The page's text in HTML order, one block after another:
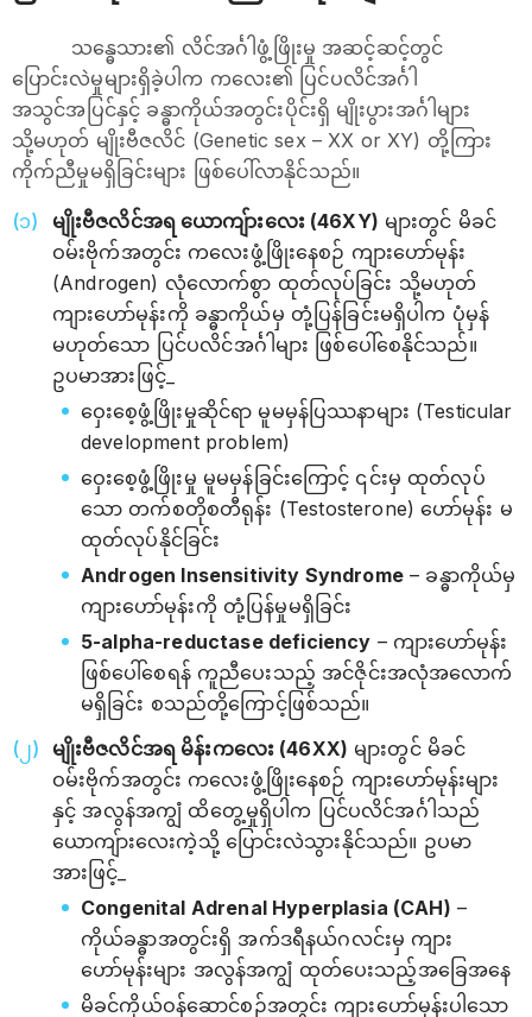
သန္ဓေသား၏ လိင်အင်္ဂါဖွံ့ဖြိုးမှု အဆင့်ဆင့်တွင်
ပြောင်းလဲမှုများရှိခဲ့ပါက ကလေး၏ ပြင်ပလိင်အင်္ဂါ
အသွင်အပြင်နှင့် ခန္ဓာကိုယ်အတွင်းပိုင်းရှိ မျိုးပွားအင်္ဂါများ
သို့မဟုတ် မျိုးဗီဇလိင် (Genetic sex – XX or XY) တို့ကြား
ကိုက်ညီမှုမရှိခြင်းများ ဖြစ်ပေါ်လာနိုင်သည်။
မျိုးဗီဇလိင်အရ ယောကျ်ားလေး (46XY) များတွင် မိခင်
ဝမ်းဗိုက်အတွင်း ကလေးဖွံ့ဖြိုးနေစဉ် ကျားဟော်မုန်း
(Androgen) လုံလောက်စွာ ထုတ်လုပ်ခြင်း သို့မဟုတ်
ကျားဟော်မုန်းကို ခန္ဓာကိုယ်မှ တုံ့ပြန်ခြင်းမရှိပါက ပုံမှန်
မဟုတ်သော ပြင်ပလိင်အင်္ဂါများ ဖြစ်ပေါ်စေနိုင်သည်။
ဥပမာအားဖြင့်_
ဝှေးစေ့ဖွံ့ဖြိုးမှုဆိုင်ရာ မူမမှန်ပြဿနာများ (Testicular
development problem)
ဝှေးစေ့ဖွံ့ဖြိုးမှု မူမမှန်ခြင်းကြောင့် ၎င်းမှ ထုတ်လုပ်
သော တက်စတိုစတီရုန်း (Testosterone) ဟော်မုန်း မ
ထုတ်လုပ်နိုင်ခြင်း
Androgen Insensitivity Syndrome– ခန္ဓာကိုယ်မှ
ကျားဟော်မုန်းကို တုံ့ပြန်မှုမရှိခြင်း
5-alpha-reductase deficiency – ကျားဟော်မုန်း
ဖြစ်ပေါ်စေရန် ကူညီပေးသည့် အင်ဇိုင်းအလုံအလောက်
မရှိခြင်း စသည်တို့ကြောင့်ဖြစ်သည်။
မျိုးဗီဇလိင်အရ မိန်းကလေး (46XX) များတွင် မိခင်
ဝမ်းဗိုက်အတွင်း ကလေးဖွံ့ဖြိုးနေစဉ် ကျားဟော်မုန်းများ
နှင့် အလွန်အကျွံ ထိတွေ့မှုရှိပါက ပြင်ပလိင်အင်္ဂါသည်
ယောကျ်ားလေးကဲ့သို့ ပြောင်းလဲသွားနိုင်သည်။ ဥပမာ
အားဖြင့်_
Congenital Adrenal Hyperplasia (CAH) –
ကိုယ်ခန္ဓာအတွင်းရှိ အက်ဒရီနယ်ဂလင်းမှ ကျား
ဟော်မုန်းများ အလွန်အကျွံ ထုတ်ပေးသည့်အခြေအနေ
မိခင်ကိုယ်ဝန်ဆောင်စဉ်အတွင်း ကျားဟော်မုန်းပါသော